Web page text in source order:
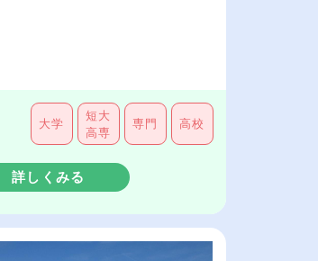
大学
短大
高専
専門 高校
詳しくみる